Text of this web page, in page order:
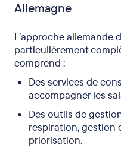
Allemagne
L’approche allemande
particulièrement
comprend :
Des services de
accompagner les
Des outils de
respiration, gestion
priorisation.